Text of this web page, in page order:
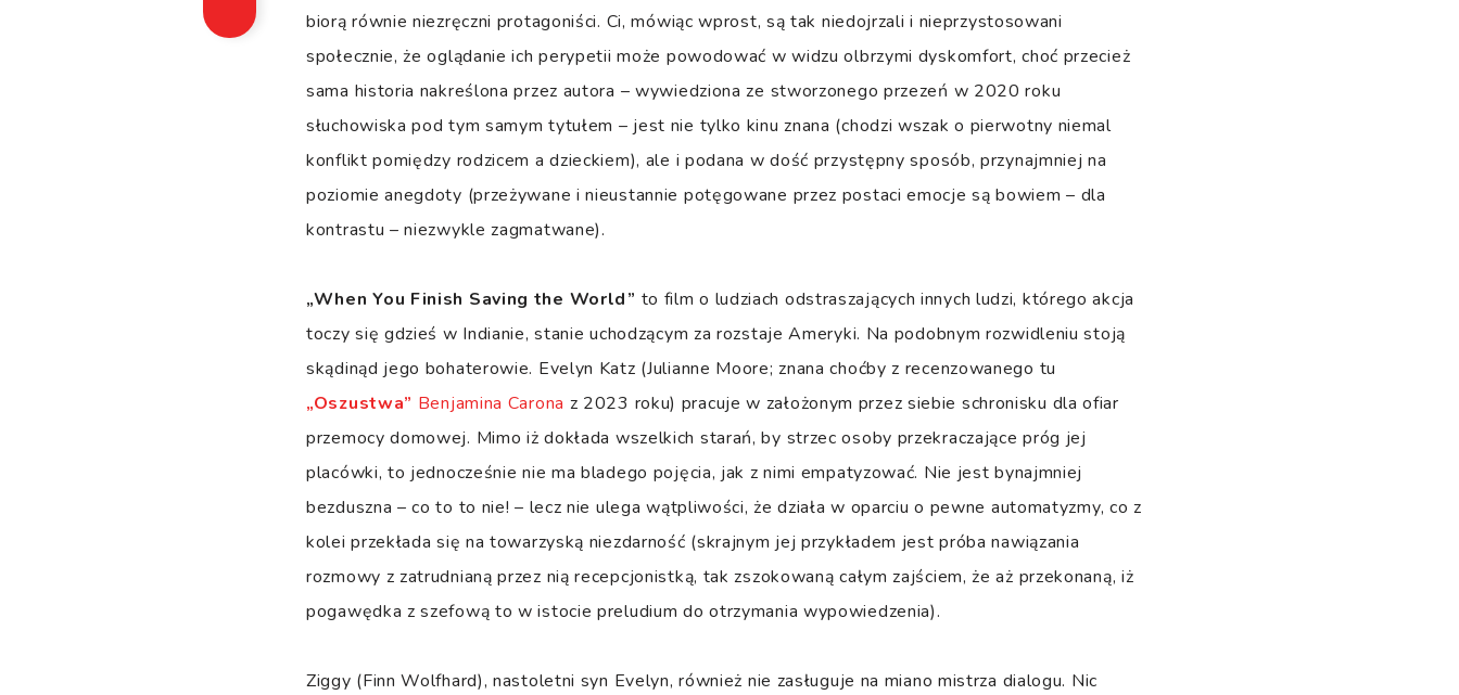
biorą równie niezręczni protagoniści. Ci, mówiąc wprost, są tak niedojrzali i nieprzystosowani
społecznie, że oglądanie ich perypetii może powodować w widzu olbrzymi dyskomfort, choć przecież
sama historia nakreślona przez autora – wywiedziona ze stworzonego przezeń w 2020 roku
słuchowiska pod tym samym tytułem – jest nie tylko kinu znana (chodzi wszak o pierwotny niemal
konflikt pomiędzy rodzicem a dzieckiem), ale i podana w dość przystępny sposób, przynajmniej na
poziomie anegdoty (przeżywane i nieustannie potęgowane przez postaci emocje są bowiem – dla
kontrastu – niezwykle zagmatwane).
„When You Finish Saving the World” to film o ludziach odstraszających innych ludzi, którego akcja
toczy się gdzieś w Indianie, stanie uchodzącym za rozstaje Ameryki. Na podobnym rozwidleniu stoją
skądinąd jego bohaterowie. Evelyn Katz (Julianne Moore; znana choćby z recenzowanego tu
„Oszustwa” Benjamina Carona z 2023 roku) pracuje w założonym przez siebie schronisku dla ofiar
przemocy domowej. Mimo iż dokłada wszelkich starań, by strzec osoby przekraczające próg jej
placówki, to jednocześnie nie ma bladego pojęcia, jak z nimi empatyzować. Nie jest bynajmniej
bezduszna – co to to nie! – lecz nie ulega wątpliwości, że działa w oparciu o pewne automatyzmy, co z
kolei przekłada się na towarzyską niezdarność (skrajnym jej przykładem jest próba nawiązania
rozmowy z zatrudnianą przez nią recepcjonistką, tak zszokowaną całym zajściem, że aż przekonaną, iż
pogawędka z szefową to w istocie preludium do otrzymania wypowiedzenia).
Ziggy (Finn Wolfhard), nastoletni syn Evelyn, również nie zasługuje na miano mistrza dialogu. Nic